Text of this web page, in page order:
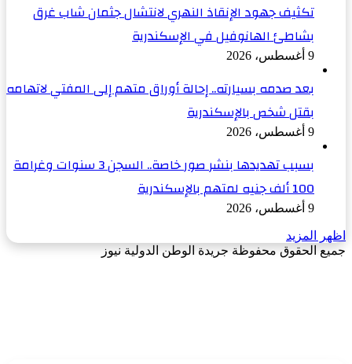
تكثيف جهود الإنقاذ النهري لانتشال جثمان شاب غرق
بشاطئ الهانوفيل في الإسكندرية
9 أغسطس، 2026
بعد صدمه بسيارته.. إحالة أوراق متهم إلى المفتي لاتهامه
بقتل شخص بالإسكندرية
9 أغسطس، 2026
بسبب تهديدها بنشر صور خاصة.. السجن 3 سنوات وغرامة
100 ألف جنيه لمتهم بالإسكندرية
9 أغسطس، 2026
اظهر المزيد
جميع الحقوق محفوظة جريدة الوطن الدولية نيوز